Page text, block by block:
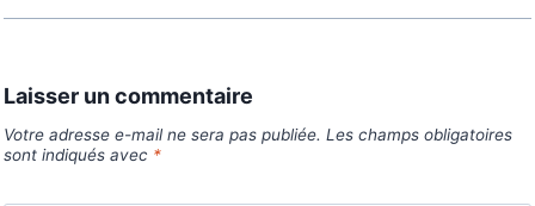
Laisser un commentaire
Votre adresse e-mail ne sera pas publiée. Les champs obligatoires
sont indiqués avec *